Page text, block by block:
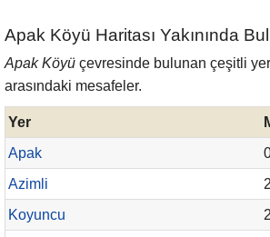
Apak Köyü Haritası Yakınında
Apak Köyü çevresinde bulunan çeşitli
arasındaki mesafeler.
Yer
Apak
Azimli
Koyuncu